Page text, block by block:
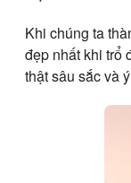
Khi chúng ta
đẹp nhất khi trổ
thật sâu sắc và